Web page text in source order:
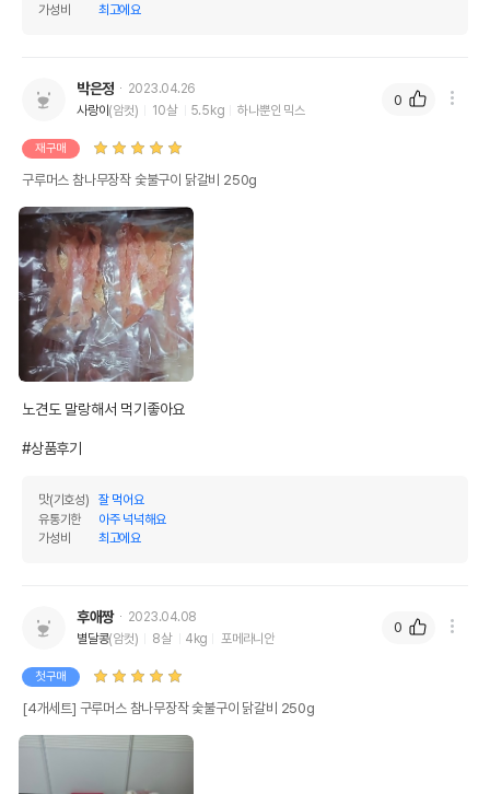
받았음을 확인할수 있는
경우 그에 대한 사항
상세페이지 참조
제조국 또는 원산지
수입자를 함께 표기
AS책임자와 전화번호
또는 소비자상담 관련
전화번호
유통기한
가성비
최고에요
박은정
2023.04.26
사랑이 (암컷) 10살 5.5kg 하나뿐인 믹스
재구매
구루머스 참나무장작 숯불구이 닭갈비 250g
노견도 말랑해서 먹기좋아요
#상품후기
맛(기호성)
잘 먹어요
유통기한
아주 넉넉해요
가성비
최고에요
0
후애짱
2023.04.08
별달콩(암컷) 8살 4kg 포메라니안
첫구매
[4개세트] 구루머스 참나무장작 숯불구이 닭갈비 250g
0